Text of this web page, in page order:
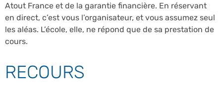
Atout France et de la garantie financière. En réservant
en direct, c’est vous l’organisateur, et vous assumez seul
les aléas. L’école, elle, ne répond que de sa prestation de
cours.
RECOURS